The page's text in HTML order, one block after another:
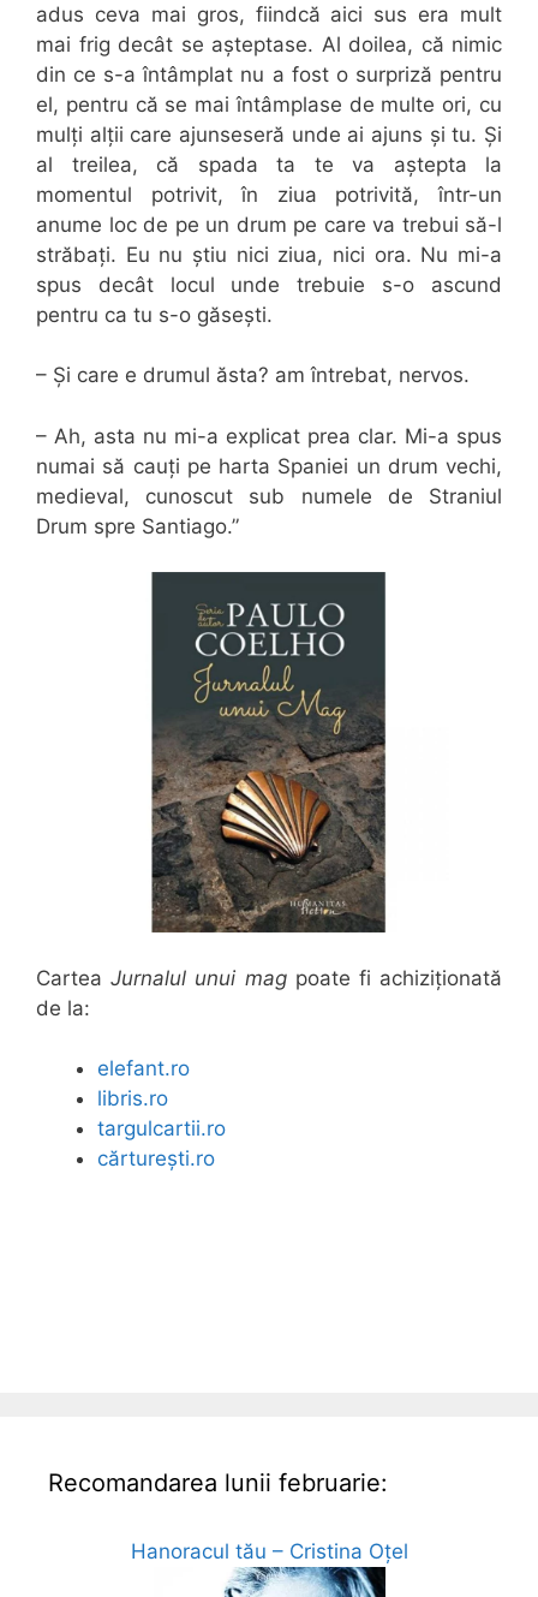
adus ceva mai gros, fiindcă aici sus era mult
mai frig decât se așteptase. Al doilea, că nimic
din ce s-a întâmplat nu a fost o surpriză pentru
el, pentru că se mai întâmplase de multe ori, cu
mulți alții care ajunseseră unde ai ajuns și tu. Și
al treilea, că spada ta te va aștepta la
momentul potrivit, în ziua potrivită, într-un
anume loc de pe un drum pe care va trebui să-l
străbați. Eu nu știu nici ziua, nici ora. Nu mi-a
spus decât locul unde trebuie s-o ascund
pentru ca tu s-o găsești.
– Și care e drumul ăsta? am întrebat, nervos.
– Ah, asta nu mi-a explicat prea clar. Mi-a spus
numai să cauți pe harta Spaniei un drum vechi,
medieval, cunoscut sub numele de Straniul
Drum spre Santiago.”
CarteaJurnalul unui magpoate fi achiziționată
de la:
elefant.ro
libris.ro
targulcartii.ro
cărturești.ro
Recomandarea lunii februarie:
Hanoracul tău – Cristina Oțel